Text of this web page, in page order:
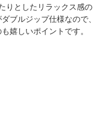
りとしたリラックス感の
ブルジップ仕様なので、
嬉しいポイントです。